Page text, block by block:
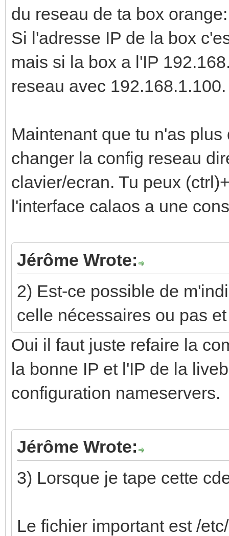
du reseau de ta box orange:
Si l'adresse IP de la box
mais si la box a l'IP
reseau avec 192.168.1.100.
Maintenant que tu n'as
changer la config reseau
clavier/ecran. Tu peux
l'interface calaos a une
Jérôme Wrote:
2) Est-ce possible de
celle nécessaires ou pas
Oui il faut juste refaire la
la bonne IP et l'IP de la
configuration nameservers.
Jérôme Wrote:
3) Lorsque je tape cette
Le fichier important est /